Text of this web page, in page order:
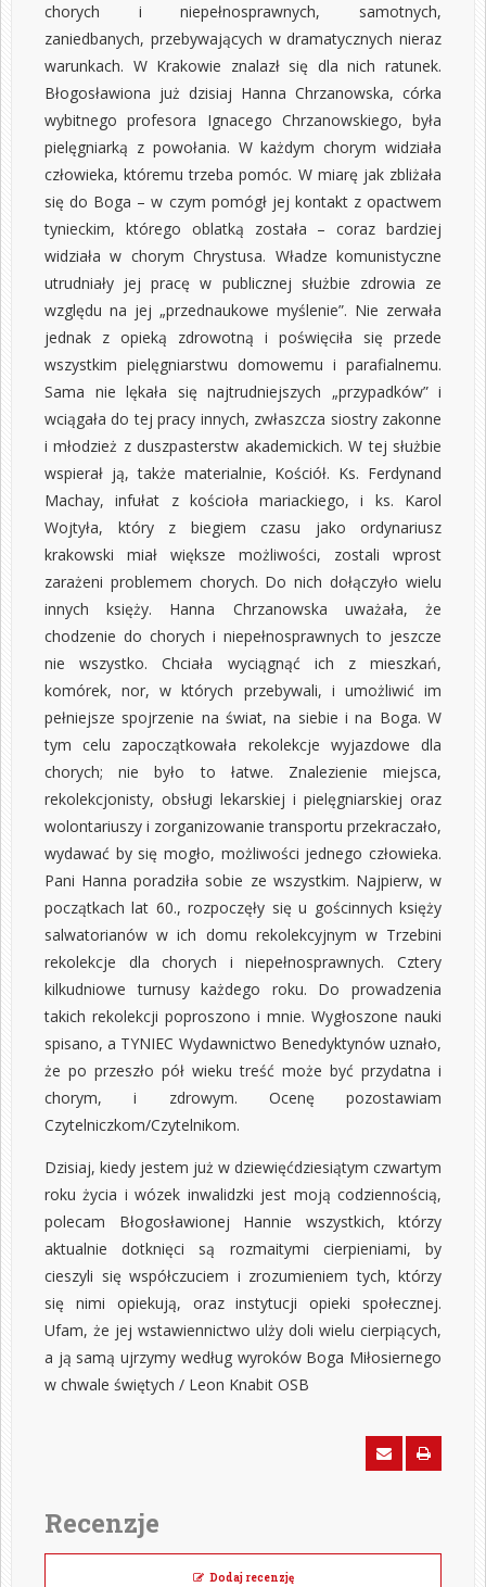
chorych i niepełnosprawnych, samotnych,
zaniedbanych, przebywających w dramatycznych nieraz
warunkach. W Krakowie znalazł się dla nich ratunek.
Błogosławiona już dzisiaj Hanna Chrzanowska, córka
wybitnego profesora Ignacego Chrzanowskiego, była
pielęgniarką z powołania. W każdym chorym widziała
człowieka, któremu trzeba pomóc. W miarę jak zbliżała
się do Boga – w czym pomógł jej kontakt z opactwem
tynieckim, którego oblatką została – coraz bardziej
widziała w chorym Chrystusa. Władze komunistyczne
utrudniały jej pracę w publicznej służbie zdrowia ze
względu na jej „przednaukowe myślenie”. Nie zerwała
jednak z opieką zdrowotną i poświęciła się przede
wszystkim pielęgniarstwu domowemu i parafialnemu.
Sama nie lękała się najtrudniejszych „przypadków” i
wciągała do tej pracy innych, zwłaszcza siostry zakonne
i młodzież z duszpasterstw akademickich. W tej służbie
wspierał ją, także materialnie, Kościół. Ks. Ferdynand
Machay, infułat z kościoła mariackiego, i ks. Karol
Wojtyła, który z biegiem czasu jako ordynariusz
krakowski miał większe możliwości, zostali wprost
zarażeni problemem chorych. Do nich dołączyło wielu
innych księży. Hanna Chrzanowska uważała, że
chodzenie do chorych i niepełnosprawnych to jeszcze
nie wszystko. Chciała wyciągnąć ich z mieszkań,
komórek, nor, w których przebywali, i umożliwić im
pełniejsze spojrzenie na świat, na siebie i na Boga. W
tym celu zapoczątkowała rekolekcje wyjazdowe dla
chorych; nie było to łatwe. Znalezienie miejsca,
rekolekcjonisty, obsługi lekarskiej i pielęgniarskiej oraz
wolontariuszy i zorganizowanie transportu przekraczało,
wydawać by się mogło, możliwości jednego człowieka.
Pani Hanna poradziła sobie ze wszystkim. Najpierw, w
początkach lat 60., rozpoczęły się u gościnnych księży
salwatorianów w ich domu rekolekcyjnym w Trzebini
rekolekcje dla chorych i niepełnosprawnych. Cztery
kilkudniowe turnusy każdego roku. Do prowadzenia
takich rekolekcji poproszono i mnie. Wygłoszone nauki
spisano, a TYNIEC Wydawnictwo Benedyktynów uznało,
że po przeszło pół wieku treść może być przydatna i
chorym, i zdrowym. Ocenę pozostawiam
Czytelniczkom/Czytelnikom.
Dzisiaj, kiedy jestem już w dziewięćdziesiątym czwartym
roku życia i wózek inwalidzki jest moją codziennością,
polecam Błogosławionej Hannie wszystkich, którzy
aktualnie dotknięci są rozmaitymi cierpieniami, by
cieszyli się współczuciem i zrozumieniem tych, którzy
się nimi opiekują, oraz instytucji opieki społecznej.
Ufam, że jej wstawiennictwo ulży doli wielu cierpiących,
a ją samą ujrzymy według wyroków Boga Miłosiernego
w chwale świętych / Leon Knabit OSB
Recenzje
Dodaj recenzję